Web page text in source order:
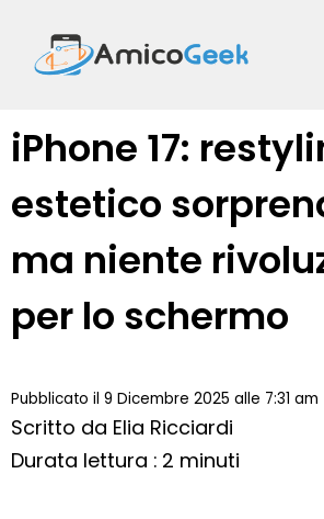
contenuto
iPhone 17:
estetico
ma niente
per lo schermo
Pubblicato il 9 Dicembre 2025 alle 7:31 am
Scritto da Elia Ricciardi
Durata lettura : 2 minuti